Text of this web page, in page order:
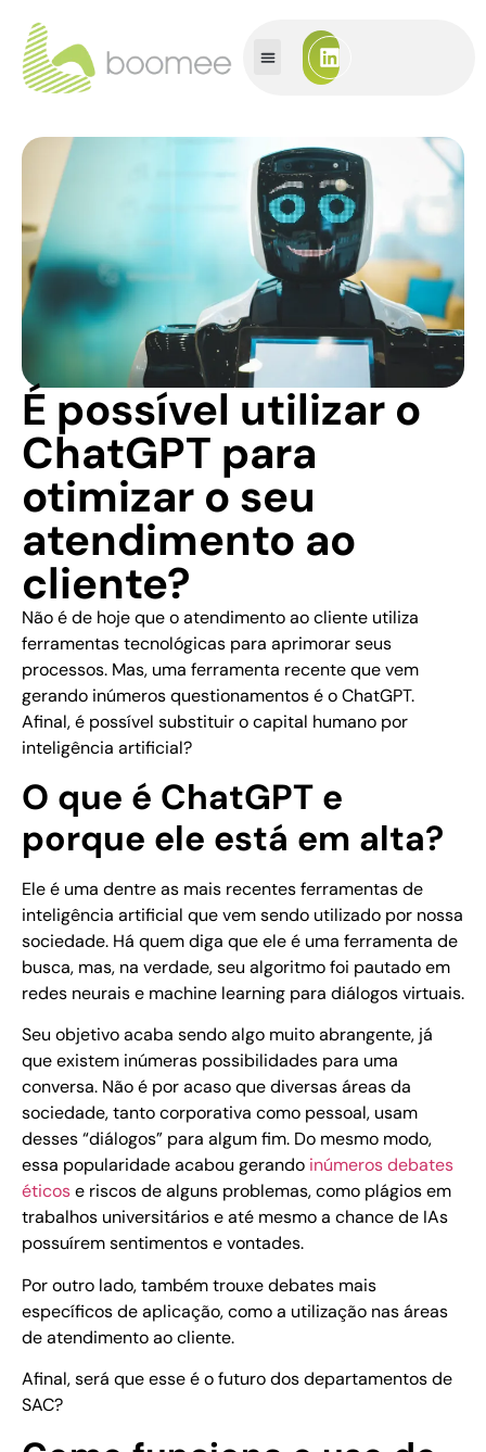
É possível utilizar o
ChatGPT para
otimizar o seu
atendimento ao
cliente?
Não é de hoje que o atendimento ao cliente utiliza
ferramentas tecnológicas para aprimorar seus
processos. Mas, uma ferramenta recente que vem
gerando inúmeros questionamentos é o ChatGPT.
Afinal, é possível substituir o capital humano por
inteligência artificial?
O que é ChatGPT e
porque ele está em alta?
Ele é uma dentre as mais recentes ferramentas de
inteligência artificial que vem sendo utilizado por nossa
sociedade. Há quem diga que ele é uma ferramenta de
busca, mas, na verdade, seu algoritmo foi pautado em
redes neurais e machine learning para diálogos virtuais.
Seu objetivo acaba sendo algo muito abrangente, já
que existem inúmeras possibilidades para uma
conversa. Não é por acaso que diversas áreas da
sociedade, tanto corporativa como pessoal, usam
desses “diálogos” para algum fim. Do mesmo modo,
essa popularidade acabou gerando inúmeros debates
éticose riscos de alguns problemas, como plágios em
trabalhos universitários e até mesmo a chance de IAs
possuírem sentimentos e vontades.
Por outro lado, também trouxe debates mais
específicos de aplicação, como a utilização nas áreas
de atendimento ao cliente.
Afinal, será que esse é o futuro dos departamentos de
SAC?